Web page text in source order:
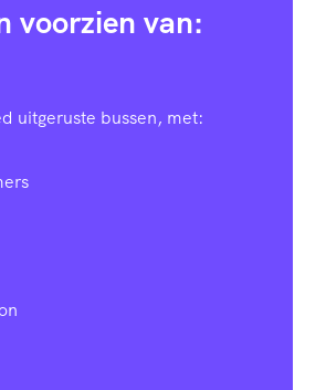
voorzien van:
uitgeruste bussen, met: